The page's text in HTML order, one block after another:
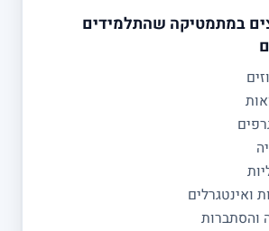
במתמטיקה שהתלמידים
ואינטגרלים
והסתברות